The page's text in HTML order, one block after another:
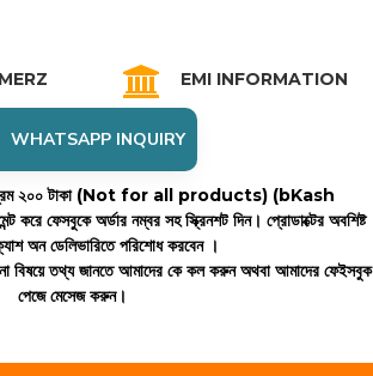
EMI INFORMATION
WHATSAPP INQUIRY
অগ্রিম ২০০ টাকা (Not for all products) (bKash
করে ফেসবুকে অর্ডার নম্বর সহ স্ক্রিনশট দিন। প্রোডাক্টের অবশিষ্ট
অন ডেলিভারিতে পরিশোধ করবেন ।
বিষয়ে তথ্য জানতে আমাদের কে কল করুন অথবা আমাদের ফেইসবুক
পেজে মেসেজ করুন।